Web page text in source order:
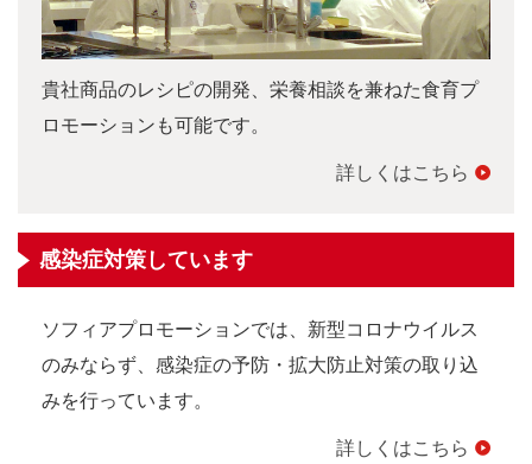
貴社商品のレシピの開発、栄養相談を兼ねた食育プ
ロモーションも可能です。
詳しくはこちら
感染症対策しています
ソフィアプロモーションでは、新型コロナウイルス
のみならず、感染症の予防・拡大防止対策の取り込
みを行っています。
詳しくはこちら